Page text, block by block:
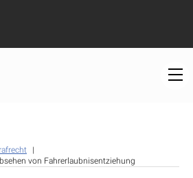
von Fahrerlaubnisentziehung